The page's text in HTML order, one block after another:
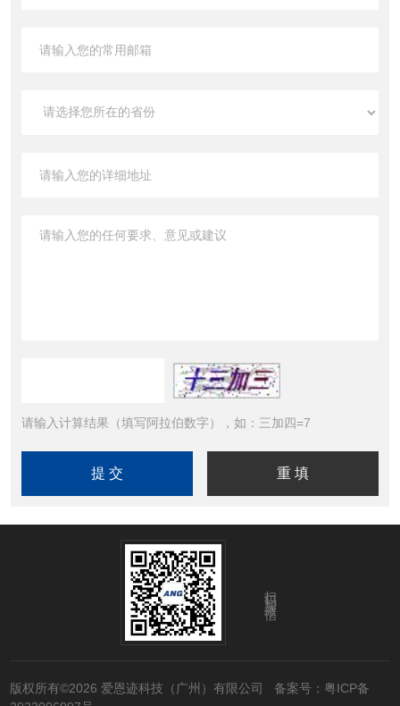
请输入计算结果（填写阿拉伯数字），如：三加四=7
扫码加微信
版权所有©2026 爱恩迹科技（广州）有限公司 备案号：粤ICP备